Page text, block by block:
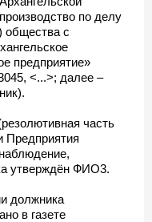
по делу
общества с
предприятие»
<...>; далее –
часть
Предприятия
утверждён ФИО3.
должника
в газете